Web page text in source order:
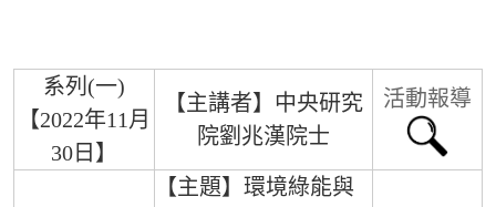
系列(一)
【2022年11月
30日】
【主講者】中央研究
院劉兆漢院士
活動報導
【主題】環境綠能與